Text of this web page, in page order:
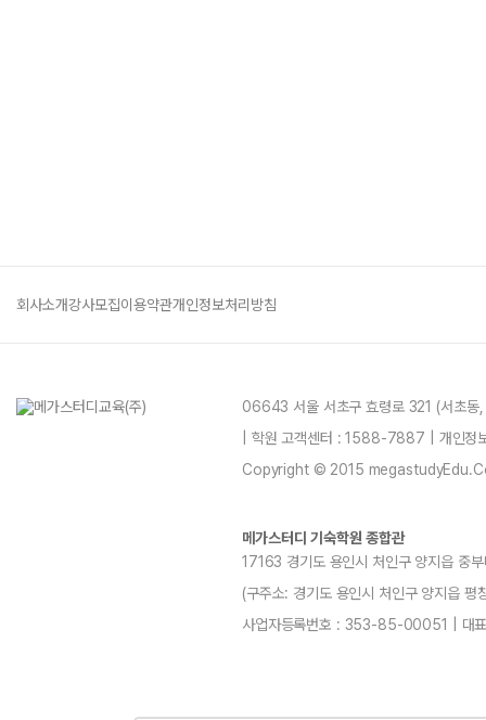
회사소개강사모집이용약관개인정보처리방침
06643 서울 서초구 효령로 321 (서초
| 학원 고객센터 : 1588-7887 | 개인
Copyright © 2015
메가스터디 기숙학원 종합관
17163 경기도 용인시 처인구 양지읍 중
(구주소: 경기도 용인시 처인구 양지
사업자등록번호 : 353-85-00051 | 대표